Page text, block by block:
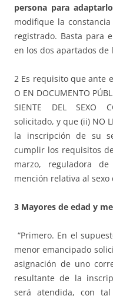
persona para
modifique la
registrado. Basta para
en los dos apartados de
2 Es requisito que ante el
O EN DOCUMENTO
SIENTE DEL SEXO
solicitado, y que (ii) NO
la inscripción de su
cumplir los requisitos
marzo, reguladora
mención relativa al sexo
3 Mayores de edad y
“Primero. En el
menor emancipado
asignación de uno
resultante de la
será atendida, con